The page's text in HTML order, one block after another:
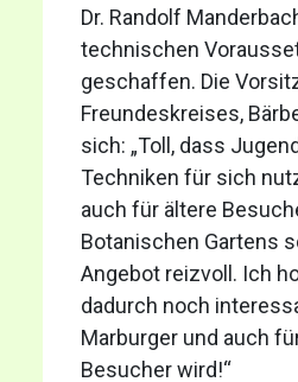
Dr. Randolf
technischen
geschaffen. Die
Freundeskreises,
sich: „Toll, dass
Techniken für sich
auch für ältere
Botanischen Gartens
Angebot reizvoll. Ich
dadurch noch
Marburger und auch
Besucher wird!“